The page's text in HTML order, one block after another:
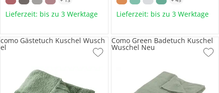
Lieferzeit: bis zu 3 Werktage Lieferzeit: bis zu 3 Werktage
como Gästetuch Kuschel Wusch
el
Como Green Badetuch Kuschel
Wuschel Neu